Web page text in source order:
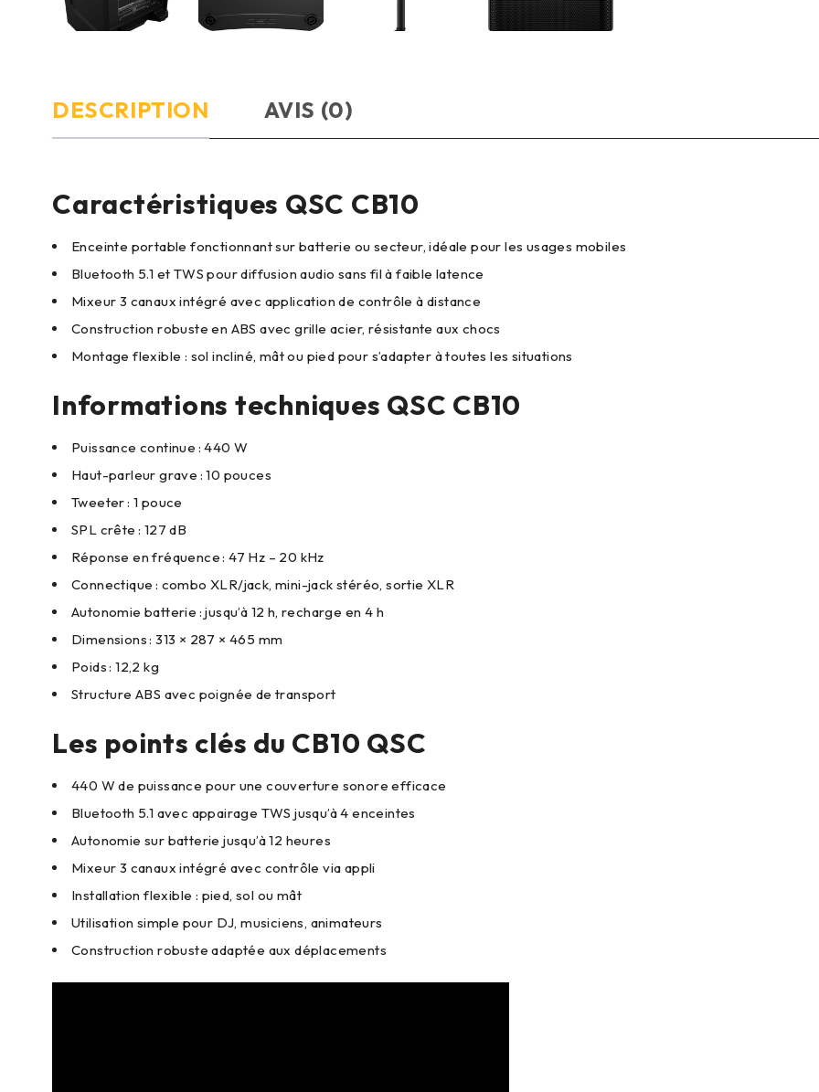
DESCRIPTION AVIS (0)
Caractéristiques QSC CB10
Enceinte portable fonctionnant sur batterie ou secteur, idéale pour les usages mobiles
Bluetooth 5.1 et TWS pour diffusion audio sans fil à faible latence
Mixeur 3 canaux intégré avec application de contrôle à distance
Construction robuste en ABS avec grille acier, résistante aux chocs
Montage flexible : sol incliné, mât ou pied pour s’adapter à toutes les situations
Informations techniques QSC CB10
Puissance continue : 440 W
Haut-parleur grave : 10 pouces
Tweeter : 1 pouce
SPL crête : 127 dB
Réponse en fréquence : 47 Hz – 20 kHz
Connectique : combo XLR/jack, mini-jack stéréo, sortie XLR
Autonomie batterie : jusqu’à 12 h, recharge en 4 h
Dimensions : 313 × 287 × 465 mm
Poids : 12,2 kg
Structure ABS avec poignée de transport
Les points clés du CB10 QSC
440 W de puissance pour une couverture sonore efficace
Bluetooth 5.1 avec appairage TWS jusqu’à 4 enceintes
Autonomie sur batterie jusqu’à 12 heures
Mixeur 3 canaux intégré avec contrôle via appli
Installation flexible : pied, sol ou mât
Utilisation simple pour DJ, musiciens, animateurs
Construction robuste adaptée aux déplacements